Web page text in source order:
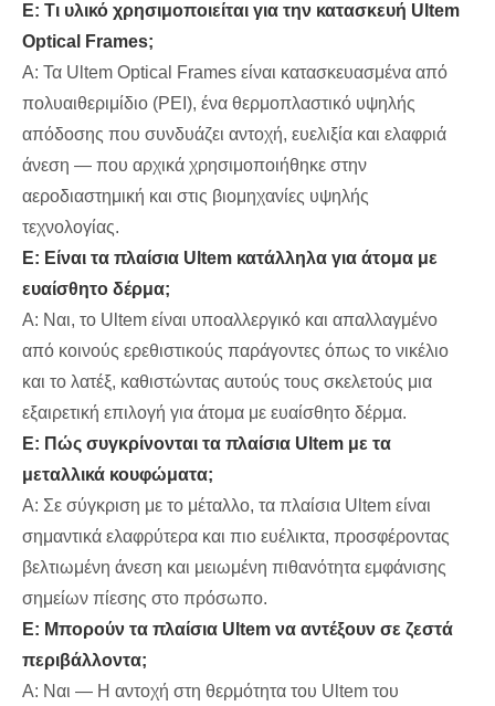
Ε: Τι υλικό χρησιμοποιείται για την κατασκευή Ultem
Optical Frames;
Α: Τα Ultem Optical Frames είναι κατασκευασμένα από
πολυαιθεριμίδιο (PEI), ένα θερμοπλαστικό υψηλής
απόδοσης που συνδυάζει αντοχή, ευελιξία και ελαφριά
άνεση — που αρχικά χρησιμοποιήθηκε στην
αεροδιαστημική και στις βιομηχανίες υψηλής
τεχνολογίας.
Ε: Είναι τα πλαίσια Ultem κατάλληλα για άτομα με
ευαίσθητο δέρμα;
Α: Ναι, το Ultem είναι υποαλλεργικό και απαλλαγμένο
από κοινούς ερεθιστικούς παράγοντες όπως το νικέλιο
και το λατέξ, καθιστώντας αυτούς τους σκελετούς μια
εξαιρετική επιλογή για άτομα με ευαίσθητο δέρμα.
Ε: Πώς συγκρίνονται τα πλαίσια Ultem με τα
μεταλλικά κουφώματα;
Α: Σε σύγκριση με το μέταλλο, τα πλαίσια Ultem είναι
σημαντικά ελαφρύτερα και πιο ευέλικτα, προσφέροντας
βελτιωμένη άνεση και μειωμένη πιθανότητα εμφάνισης
σημείων πίεσης στο πρόσωπο.
Ε: Μπορούν τα πλαίσια Ultem να αντέξουν σε ζεστά
περιβάλλοντα;
Α: Ναι — Η αντοχή στη θερμότητα του Ultem του